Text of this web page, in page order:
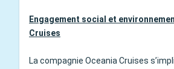
Engagement social et
Cruises
La compagnie Oceania Cruises